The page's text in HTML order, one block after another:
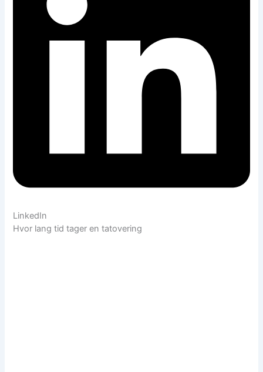
LinkedIn
Hvor lang tid tager en tatovering